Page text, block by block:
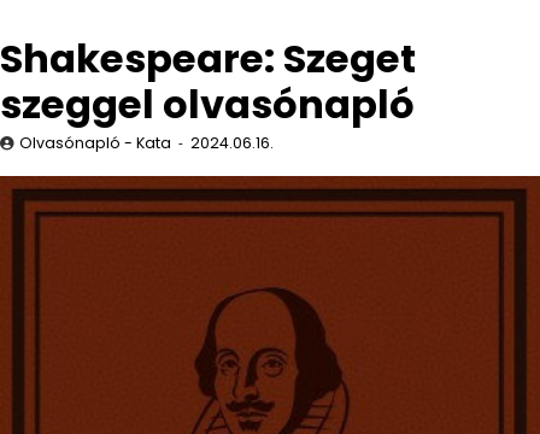
Shakespeare: Szeget
szeggel olvasónapló
Olvasónapló - Kata 2024.06.16.